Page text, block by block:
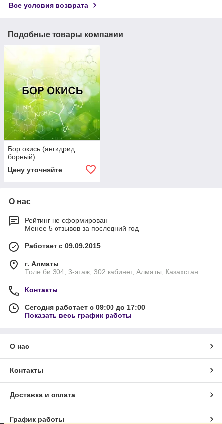
Все условия возврата
Подобные товары компании
Бор окись (ангидрид
борный)
Цену уточняйте
О нас
Рейтинг не сформирован
Менее 5 отзывов за последний год
Работает с 09.09.2015
г. Алматы
Толе би 304, 3-этаж, 302 кабинет, Алматы, Казахстан
Контакты
Сегодня работает с 09:00 до 17:00
Показать весь график работы
О нас
Контакты
Доставка и оплата
График работы